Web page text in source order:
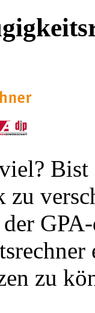
zu
zu